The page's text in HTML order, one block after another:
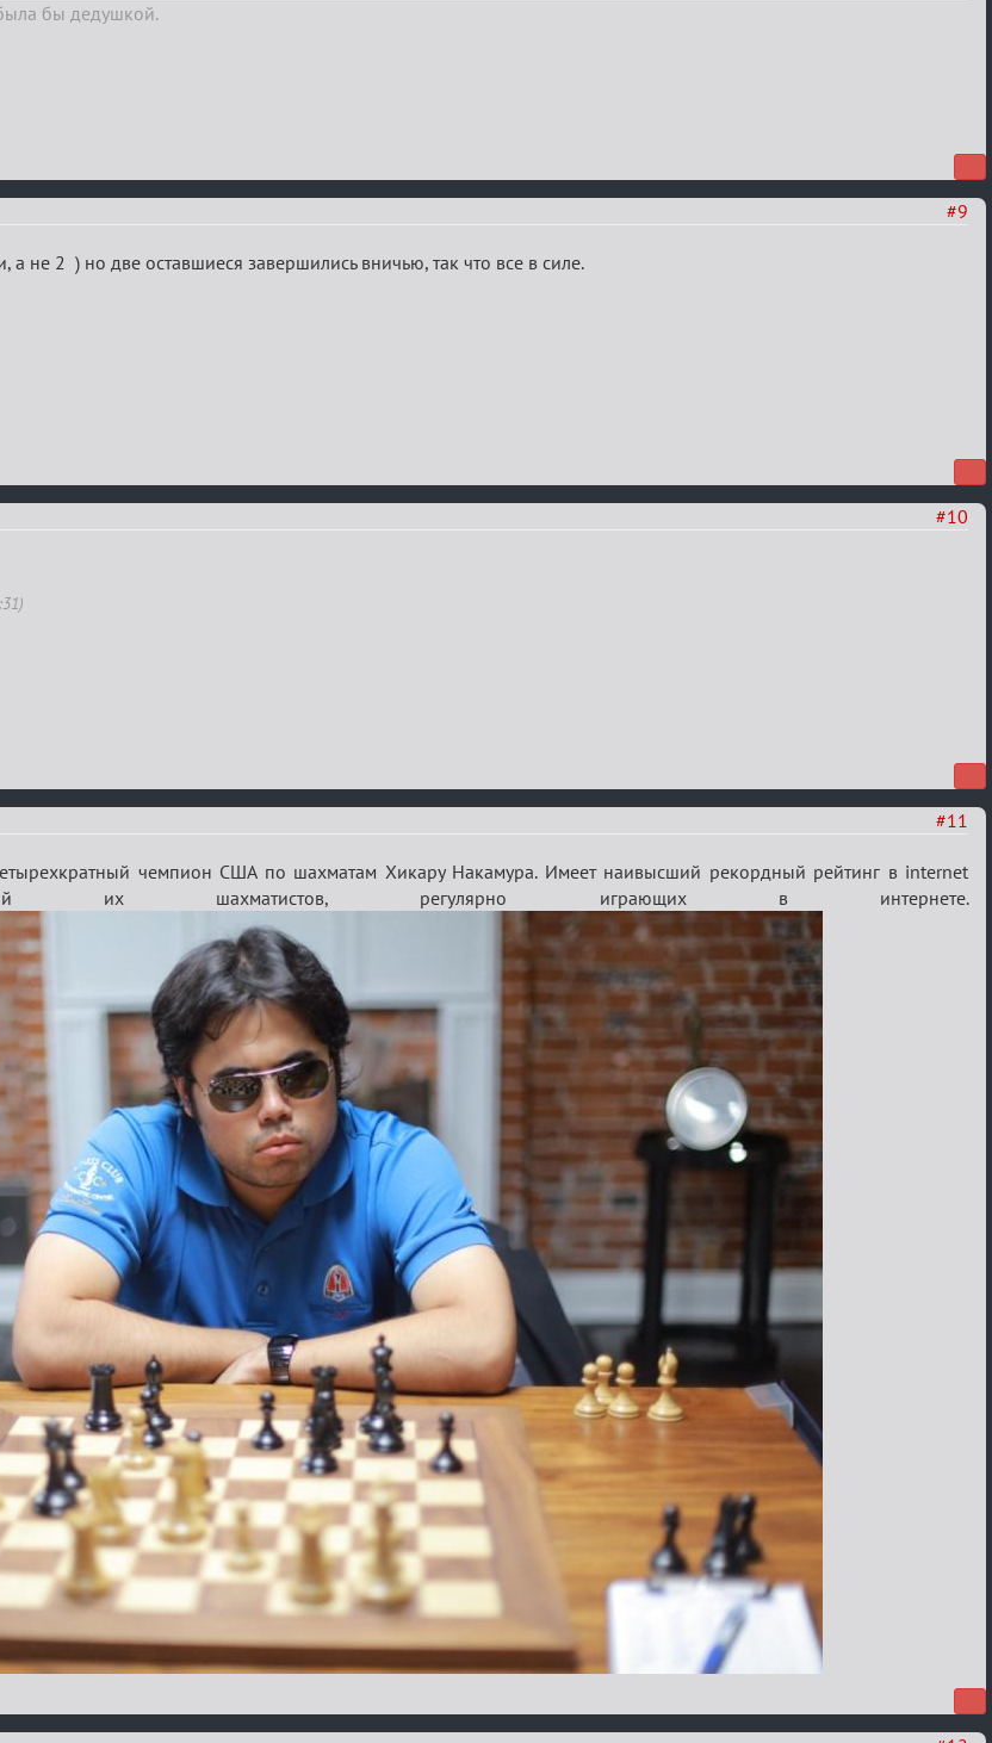
бы дедушкой.
#9
а не 2 ) но две оставшиеся завершились вничью, так что все в силе.
#10
#11
чемпион США по шахматам Хикару Накамура. Имеет наивысший рекордный рейтинг в internet
их шахматистов, регулярно играющих в интернете.